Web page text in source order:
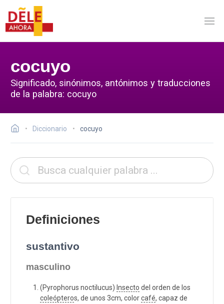
cocuyo
Significado, sinónimos, antónimos y traducciones
de la palabra: cocuyo
Diccionario cocuyo
Definiciones
sustantivo
masculino
(Pyrophorus noctilucus) Insecto del orden de los
coleópteros, de unos 3cm, colorcafé, capaz de